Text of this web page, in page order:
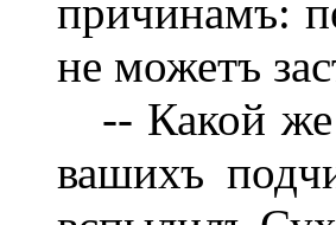
причинамъ:
не можетъ
-- Какой же
вашихъ